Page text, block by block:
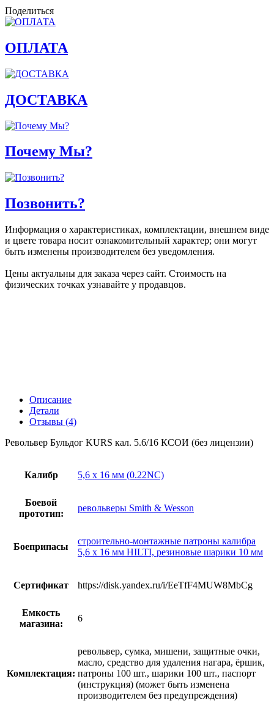
Поделиться
ОПЛАТА
ДОСТАВКА
Почему Мы?
Позвонить?
Информация о характеристиках, комплектации, внешнем виде
и цвете товара носит ознакомительный характер; они могут
быть изменены производителем без уведомления.
Цены актуальны для заказа через сайт. Стоимость на
физических точках узнавайте у продавцов.
Описание
Детали
Отзывы (4)
Револьвер Бульдог KURS кал. 5.6/16 КСОИ (без лицензии)
Калибр 5,6 x 16 мм (0.22NC)
Боевой
прототип:
револьверы Smith & Wesson
Боеприпасы
строительно-монтажные патроны калибра
5,6 x 16 мм HILTI, резиновые шарики 10 мм
Сертификат https://disk.yandex.ru/i/EeTfF4MUW8MbCg
Емкость
магазина:
6
Комплектация:
револьвер, сумка, мишени, защитные очки,
масло, средство для удаления нагара, ёршик,
патроны 100 шт., шарики 100 шт., паспорт
(инструкция) (может быть изменена
производителем без предупреждения)